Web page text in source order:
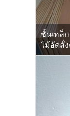
ชั้นเหล็
ไม้อัดสั่